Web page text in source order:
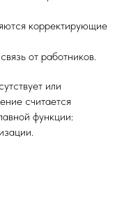
корректирующие
от работников.
или
считается
функции: